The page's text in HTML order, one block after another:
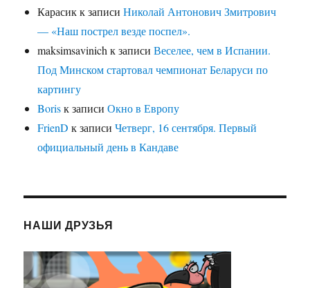
Карасикк записиНиколай Антонович Змитрович
— «Наш пострел везде поспел».
maksimsavinich к записиВеселее, чем в Испании.
Под Минском стартовал чемпионат Беларуси по
картингу
Borisк записиОкно в Европу
FrienD к записиЧетверг, 16 сентября. Первый
официальный день в Кандаве
НАШИ ДРУЗЬЯ